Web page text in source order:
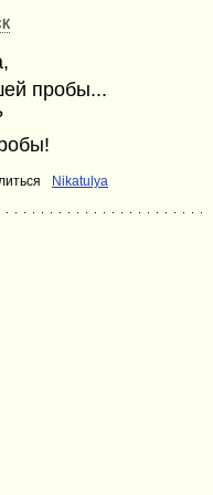
пробы...
Nikatulya